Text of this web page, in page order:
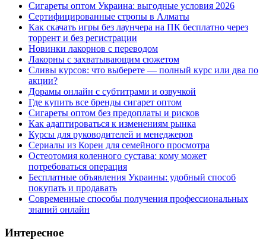
Сигареты оптом Украина: выгодные условия 2026
Сертифицированные стропы в Алматы
Как скачать игры без лаунчера на ПК бесплатно через
торрент и без регистрации
Новинки лакорнов с переводом
Лакорны с захватывающим сюжетом
Сливы курсов: что выберете — полный курс или два по
акции?
Дорамы онлайн с субтитрами и озвучкой
Где купить все бренды сигарет оптом
Сигареты оптом без предоплаты и рисков
Как адаптироваться к изменениям рынка
Курсы для руководителей и менеджеров
Сериалы из Кореи для семейного просмотра
Остеотомия коленного сустава: кому может
потребоваться операция
Бесплатные объявления Украины: удобный способ
покупать и продавать
Современные способы получения профессиональных
знаний онлайн
Интересное